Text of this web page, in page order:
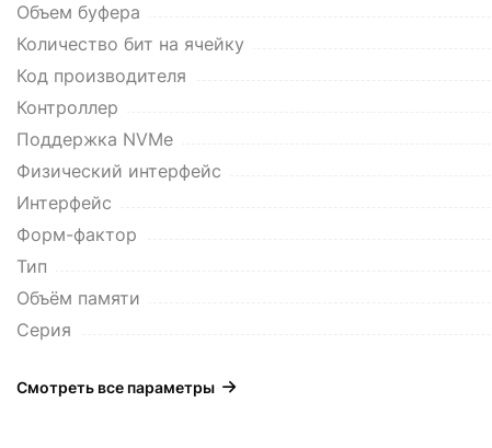
Объем буфера
Количество бит на ячейку
Код производителя
Контроллер
Поддержка NVMe
Физический интерфейс
Интерфейс
Форм-фактор
Тип
Объём памяти
Серия
Смотреть все параметры